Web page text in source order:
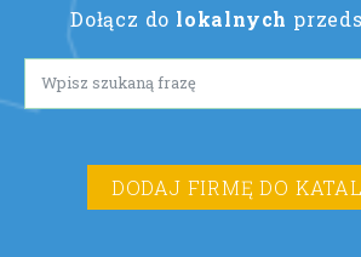
Dołącz do lokalnych
Lorem ipsum
DODAJ FIRMĘ DO